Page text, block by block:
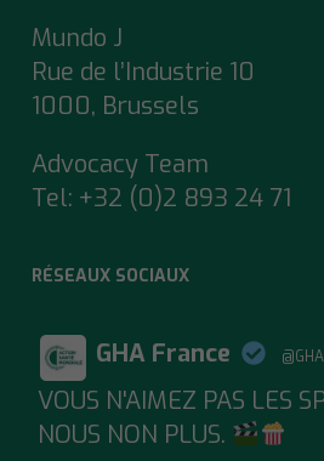
Mundo J
Rue de l’Industrie 10
1000, Brussels
Advocacy Team
Tel: +32 (0)2 893 24 71
RÉSEAUX SOCIAUX
;
GHA France
VOUS N'AIMEZ PAS LES
NOUS NON PLUS.